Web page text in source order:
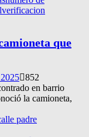
verificacion
que
852
en barrio
la camioneta,
padre